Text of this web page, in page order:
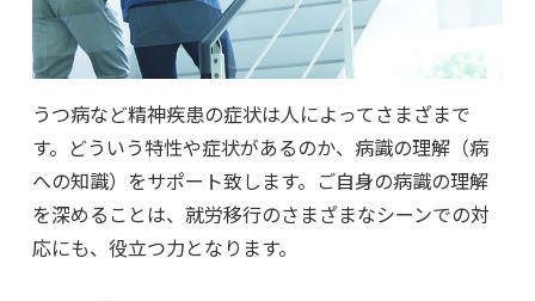
うつ病など精神疾患の症状は人によってさまざまで
す。どういう特性や症状があるのか、病識の理解（病
への知識）をサポート致します。ご自身の病識の理解
を深めることは、就労移行のさまざまなシーンでの対
応にも、役立つ力となります。